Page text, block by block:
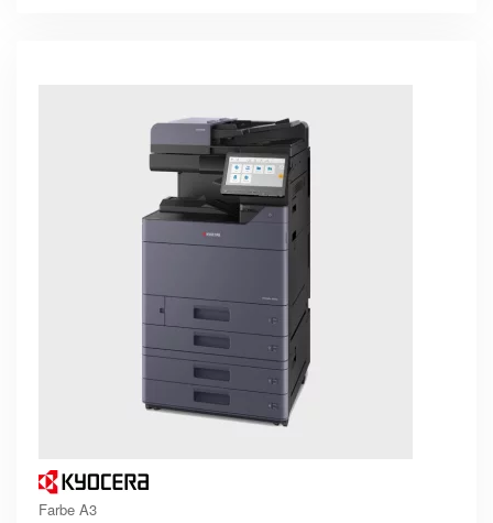
Farbe A3